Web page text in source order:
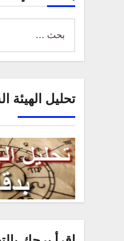
عن:
تحليل الهيئة